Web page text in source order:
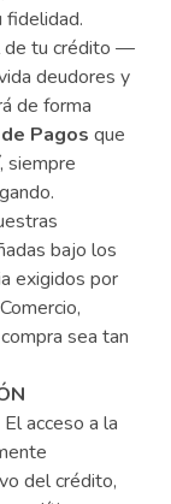
fidelidad.
de tu crédito —
deudores y
de forma
Pagos que
siempre
bajo los
exigidos por
sea tan
El acceso a la
del crédito,